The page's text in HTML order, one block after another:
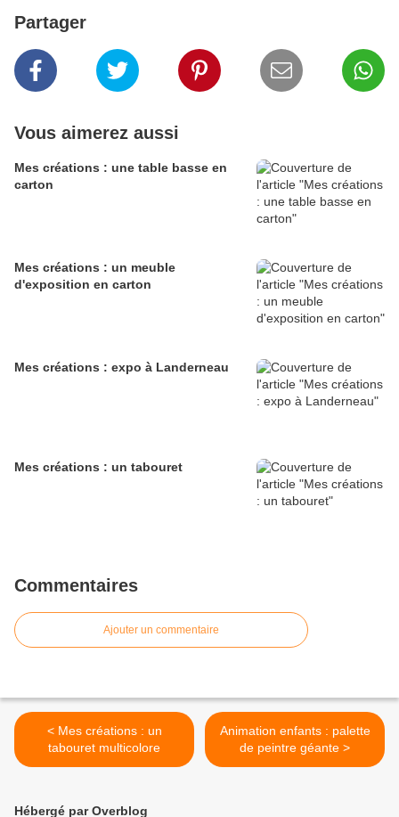
Partager
Vous aimerez aussi
Mes créations : une table basse en
carton
Mes créations : un meuble
d'exposition en carton
Mes créations : expo à Landerneau
Mes créations : un tabouret
Commentaires
Ajouter un commentaire
< Mes créations : un
tabouret multicolore
Animation enfants : palette
de peintre géante >
Hébergé par Overblog